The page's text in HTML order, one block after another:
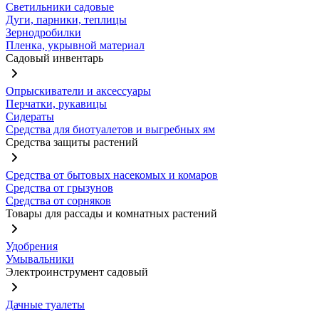
Светильники садовые
Дуги, парники, теплицы
Зернодробилки
Пленка, укрывной материал
Садовый инвентарь
Опрыскиватели и аксессуары
Перчатки, рукавицы
Сидераты
Средства для биотуалетов и выгребных ям
Средства защиты растений
Средства от бытовых насекомых и комаров
Средства от грызунов
Средства от сорняков
Товары для рассады и комнатных растений
Удобрения
Умывальники
Электроинструмент садовый
Дачные туалеты